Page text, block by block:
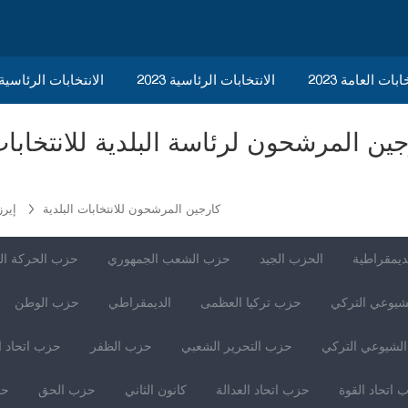
2023 الانتخابات الانتخابات الرئاسية 2023 العامة 2023
كارجين المرشحون للانتخابات البلدية
حزب الحركة حزب الشعب الجمهوري الحزب الجيد
حزب الوطن الديمقراطي حزب تركيا العظمى التركي
حزب اتحاد حزب الظفر حزب التحرير الشعبي التركي
حزب الحق كانون الثاني حزب اتحاد العدالة اتحاد القوة